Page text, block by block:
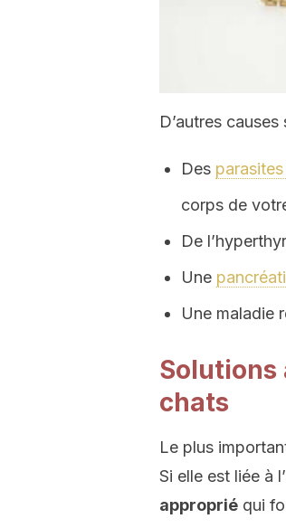
D’autres
Des
corps de
De
Une
Une maladie
Solutions
chats
Le plus
Si elle est liée à
approprié qui